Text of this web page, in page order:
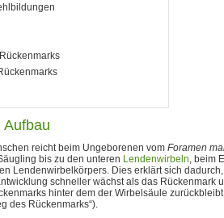
Aufbau
reicht beim Ungeborenen vom Foramen
bis zu den unteren Lendenwirbeln, beim
Lendenwirbelkörpers. Dies erklärt sich
schneller wächst als das Rückenmark
hinter dem der Wirbelsäule
des Rückenmarks“).